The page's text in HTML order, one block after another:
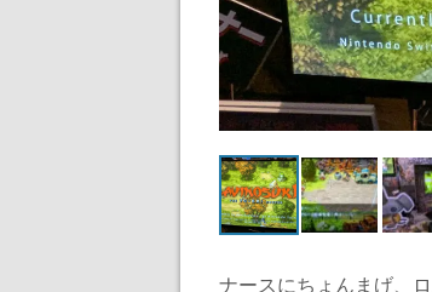
ナースにちょんまげ、